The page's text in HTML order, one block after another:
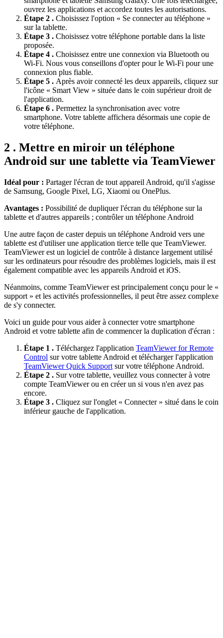
ouvrez les applications et accordez toutes les autorisations.
Étape 2 . Choisissez l'option « Se connecter au téléphone »
sur la tablette.
Étape 3 . Choisissez votre téléphone portable dans la liste
proposée.
Étape 4 . Choisissez entre une connexion via Bluetooth ou
Wi-Fi. Nous vous conseillons d'opter pour le Wi-Fi pour une
connexion plus fiable.
Étape 5 . Après avoir connecté les deux appareils, cliquez sur
l'icône « Smart View » située dans le coin supérieur droit de
l'application.
Étape 6 . Permettez la synchronisation avec votre
smartphone. Votre tablette affichera désormais une copie de
votre téléphone.
2 . Mettre en miroir un téléphone
Android sur une tablette via TeamViewer
Idéal pour : Partager l'écran de tout appareil Android, qu'il s'agisse
de Samsung, Google Pixel, LG, Xiaomi ou OnePlus.
Avantages : Possibilité de dupliquer l'écran du téléphone sur la
tablette et d'autres appareils ; contrôler un téléphone Android
Une autre façon de caster depuis un téléphone Android vers une
tablette est d'utiliser une application tierce telle que TeamViewer.
TeamViewer est un logiciel de contrôle à distance largement utilisé
sur les ordinateurs pour résoudre des problèmes logiciels, mais il est
également compatible avec les appareils Android et iOS.
Néanmoins, comme TeamViewer est principalement conçu pour le «
support » et les activités professionnelles, il peut être assez complexe
de s'y connecter.
Voici un guide pour vous aider à connecter votre smartphone
Android et votre tablette afin de commencer la duplication d'écran :
Étape 1 . Téléchargez l'application TeamViewer for Remote
Control sur votre tablette Android et télécharger l'application
TeamViewer Quick Support sur votre téléphone Android.
Étape 2 . Sur votre tablette, veuillez vous connecter à votre
compte TeamViewer ou en créer un si vous n'en avez pas
encore.
Étape 3 . Cliquez sur l'onglet « Connecter » situé dans le coin
inférieur gauche de l'application.